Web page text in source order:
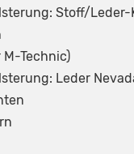
Stoff/
M-Technic)
Leder